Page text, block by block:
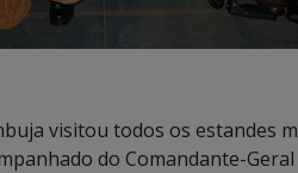
visitou todos os estandes
do Comandante-